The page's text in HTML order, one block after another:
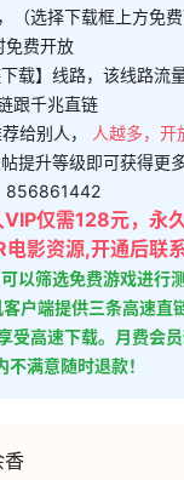
（选择下载框上方免费
免费开放
载】线路，该线路流
跟千兆直链
给别人，
人越多，开
提升等级即可获得更
856861442
仅需128元，永
影资源,开通后联
以筛选免费游戏进行
户端提供三条高速直
受高速下载。月费会
满意随时退款！
香